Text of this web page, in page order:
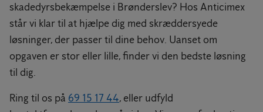
skadedyrsbekæmpelse i Brønderslev? Hos Anticimex
står vi klar til at hjælpe dig med skræddersyede
løsninger, der passer til dine behov. Uanset om
opgaven er stor eller lille, finder vi den bedste løsning
til dig.
Ring til os på 69 15 17 44, eller udfyld